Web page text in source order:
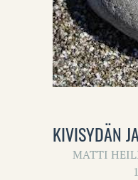
KIVISYDÄN
MATTI